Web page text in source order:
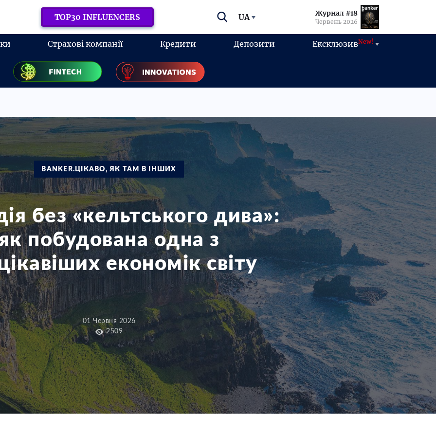
TOP30 INFLUENCERS UA Журнал #18
Червень 2026
Страхові компанії Кредити Депозити ЕксклюзивNew!
BANKER.ЦІКАВО, ЯК ТАМ В ІНШИХ
без «кельтського дива»:
побудована одна з
економік світу
01 Червня 2026
2509